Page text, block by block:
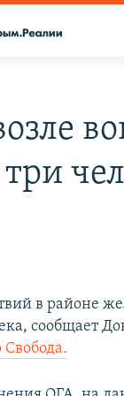
в районе
сообщает
Свобода.